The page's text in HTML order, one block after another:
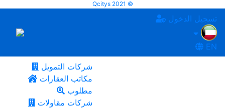
Qcitys 2021 ©
تسجيل الدخول
EN
شركات التمويل
مكاتب العقارات
مطلوب
شركات مقاولات